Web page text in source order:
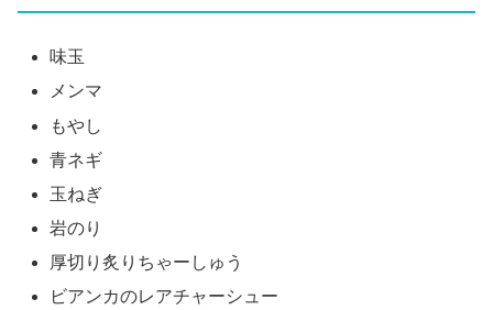
味玉
メンマ
もやし
青ネギ
玉ねぎ
岩のり
厚切り炙りちゃーしゅう
ビアンカのレアチャーシュー